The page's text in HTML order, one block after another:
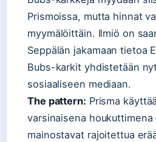
Prismoissa, mutta hinnat
myymälöittäin. Ilmiö on
Seppälän jakamaan tietoa
Bubs-karkit yhdistetään
sosiaaliseen mediaan.
The pattern: Prisma
varsinaisena houkuttimena
mainostavat rajoitettua